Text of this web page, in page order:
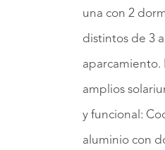
una con 2
distintos de 3
aparcamiento.
amplios
y funcional:
aluminio con